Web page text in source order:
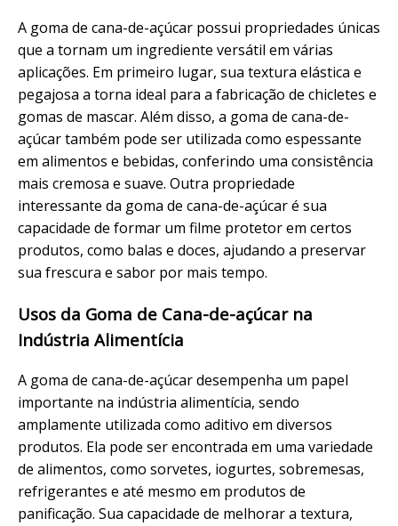
A goma de cana-de-açúcar possui propriedades únicas
que a tornam um ingrediente versátil em várias
aplicações. Em primeiro lugar, sua textura elástica e
pegajosa a torna ideal para a fabricação de chicletes e
gomas de mascar. Além disso, a goma de cana-de-
açúcar também pode ser utilizada como espessante
em alimentos e bebidas, conferindo uma consistência
mais cremosa e suave. Outra propriedade
interessante da goma de cana-de-açúcar é sua
capacidade de formar um filme protetor em certos
produtos, como balas e doces, ajudando a preservar
sua frescura e sabor por mais tempo.
Usos da Goma de Cana-de-açúcar na
Indústria Alimentícia
A goma de cana-de-açúcar desempenha um papel
importante na indústria alimentícia, sendo
amplamente utilizada como aditivo em diversos
produtos. Ela pode ser encontrada em uma variedade
de alimentos, como sorvetes, iogurtes, sobremesas,
refrigerantes e até mesmo em produtos de
panificação. Sua capacidade de melhorar a textura,